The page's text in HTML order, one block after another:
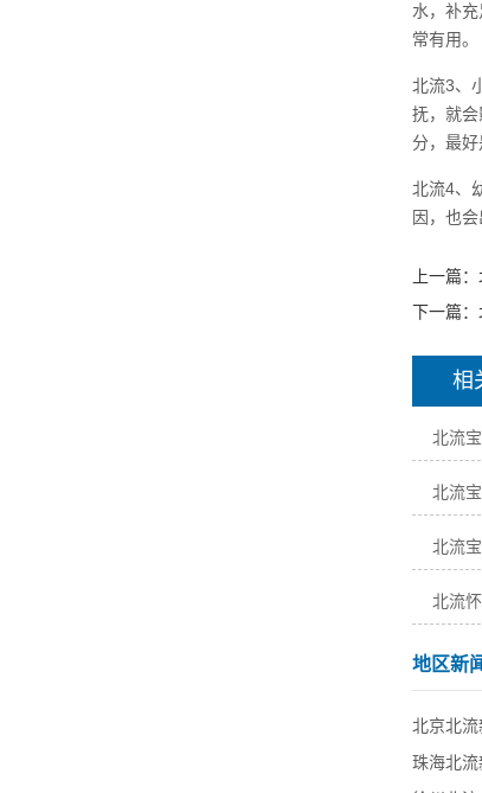
水，补
常有用。
北流3、
抚，就
分，最好
北流4、
因，也
上一篇：
下一篇：
相
北流
北流
北流
北流
地区新
北京北流
珠海北流